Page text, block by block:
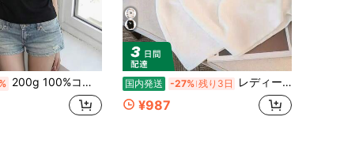
200g 100%コットンTシャツ、2026年夏ファッション柄プリント半袖Tシャツ、カップルスタイル、インナーウェア、アウターウェア、オフィスカジュアルラウンドネック半袖トップス 国内発送 -27% 残り3日 レディース かわいいパンダと竹プリント Tシャツ - ルーズフィット ラウンドネック 半袖トップス,通気性の良いオールシーズン対応カジュアルウェア,洗濯機で洗えますい対応のソフトなラウンドネックシャツ,春・夏・秋のアパレルに最适,
¥987